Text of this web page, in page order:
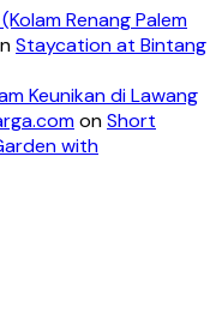
Renang Palem
Staycation at Bintang
Keunikan di Lawang
onShort
with